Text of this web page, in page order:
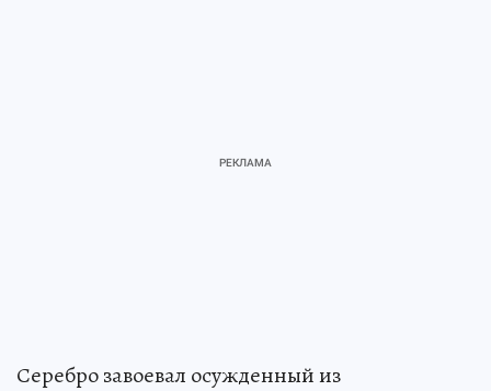
Серебро завоевал осужденный из